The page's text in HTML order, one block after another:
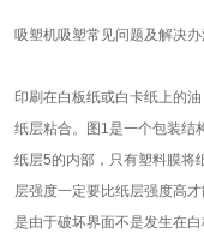
吸塑机吸塑常见问题及解决
印刷在白板纸或白卡纸上的
纸层粘合。图1是一个包装结
纸层5的内部，只有塑料膜将
层强度一定要比纸层强度高
是由于破坏界面不是发生在白